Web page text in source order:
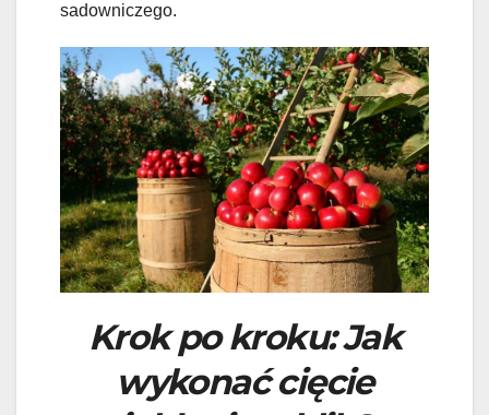
sadowniczego.
Krok po kroku: Jak
wykonać cięcie